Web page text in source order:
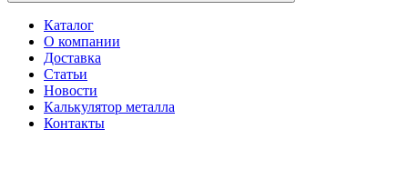
Каталог
О компании
Доставка
Статьи
Новости
Калькулятор металла
Контакты